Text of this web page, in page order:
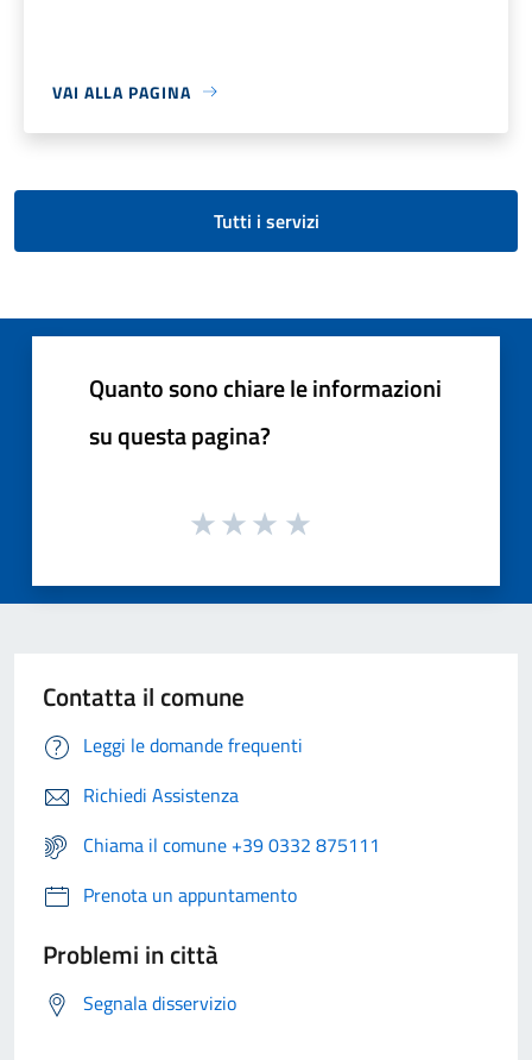
VAI ALLA PAGINA
Tutti i servizi
Quanto sono chiare le informazioni
su questa pagina?
Contatta il comune
Leggi le domande frequenti
Richiedi Assistenza
Chiama il comune +39 0332 875111
Prenota un appuntamento
Problemi in città
Segnala disservizio